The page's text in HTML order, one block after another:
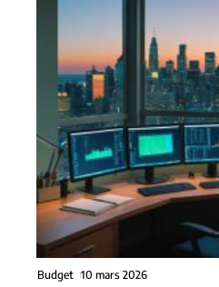
Budget 10 mars 2026